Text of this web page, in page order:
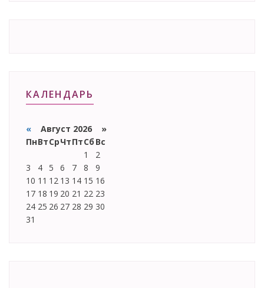
КАЛЕНДАРЬ
« Август 2026 »
ПнВтСрЧтПтСб Вс
1
2
3
4 5 6 7 8
9
10 11 12 13 14 15 16
17 18 19 20 21 22 23
24 25 26 27 28 29 30
31